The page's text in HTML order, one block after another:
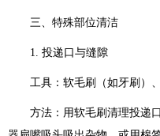
三、特殊部位清洁
1. 投递口与缝隙
工具：软毛刷（如牙刷）、
方法：用软毛刷清理投递口